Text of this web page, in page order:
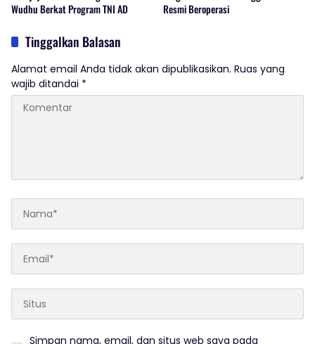
Wudhu Berkat Program TNI AD
Resmi Beroperasi
Tinggalkan Balasan
Alamat email Anda tidak akan dipublikasikan. Ruas yang
wajib ditandai *
Simpan nama, email, dan situs web saya pada